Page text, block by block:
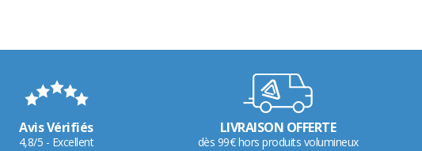
Avis Vérifiés
4,8/5 - Excellent
LIVRAISON OFFERTE
dès 99€ hors produits volumineux